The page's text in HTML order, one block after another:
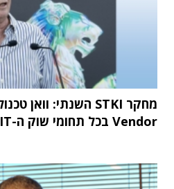
Vendor בכל תחומי שוק ה-IT